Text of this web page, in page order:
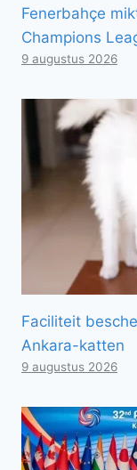
Fenerbahçe
Champions
9 augustus 2026
Faciliteit
Ankara-katten
9 augustus 2026